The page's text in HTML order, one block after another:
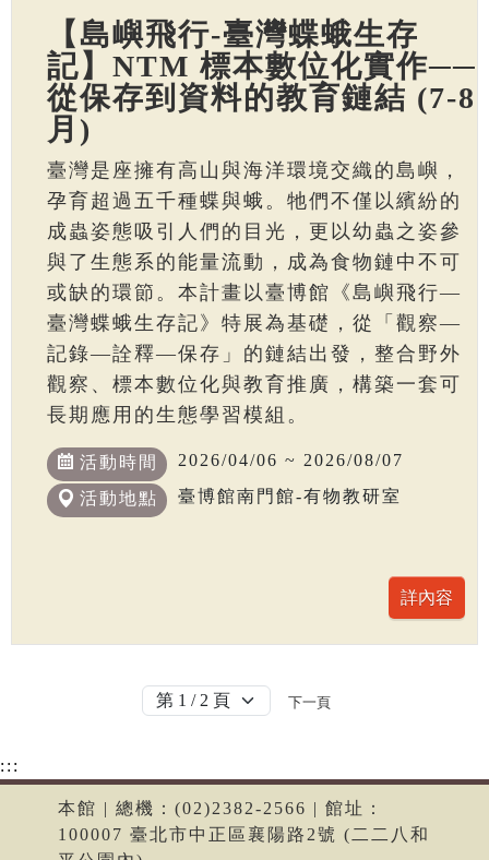
【島嶼飛行-臺灣蝶蛾生存
記】NTM 標本數位化實作──
從保存到資料的教育鏈結 (7-8
月)
臺灣是座擁有高山與海洋環境交織的島嶼，
孕育超過五千種蝶與蛾。牠們不僅以繽紛的
成蟲姿態吸引人們的目光，更以幼蟲之姿參
與了生態系的能量流動，成為食物鏈中不可
或缺的環節。本計畫以臺博館《島嶼飛行—
臺灣蝶蛾生存記》特展為基礎，從「觀察—
記錄—詮釋—保存」的鏈結出發，整合野外
觀察、標本數位化與教育推廣，構築一套可
長期應用的生態學習模組。
活動時間 2026/04/06 ~ 2026/08/07
活動地點 臺博館南門館-有物教研室
下一頁
:::
本館 | 總機：(02)2382-2566 | 館址：
100007 臺北市中正區襄陽路2號 (二二八和